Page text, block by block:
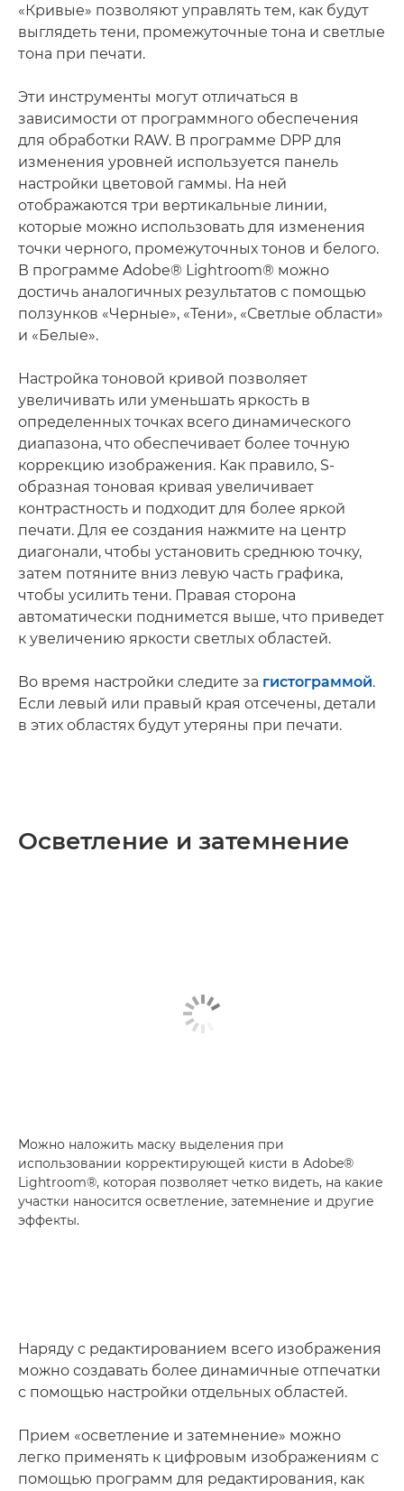
«Кривые» позволяют управлять тем, как будут
выглядеть тени, промежуточные тона и светлые
тона при печати.
Эти инструменты могут отличаться в
зависимости от программного обеспечения
для обработки RAW. В программе DPP для
изменения уровней используется панель
настройки цветовой гаммы. На ней
отображаются три вертикальные линии,
которые можно использовать для изменения
точки черного, промежуточных тонов и белого.
В программе Adobe® Lightroom® можно
достичь аналогичных результатов с помощью
ползунков «Черные», «Тени», «Светлые области»
и «Белые».
Настройка тоновой кривой позволяет
увеличивать или уменьшать яркость в
определенных точках всего динамического
диапазона, что обеспечивает более точную
коррекцию изображения. Как правило, S-
образная тоновая кривая увеличивает
контрастность и подходит для более яркой
печати. Для ее создания нажмите на центр
диагонали, чтобы установить среднюю точку,
затем потяните вниз левую часть графика,
чтобы усилить тени. Правая сторона
автоматически поднимется выше, что приведет
к увеличению яркости светлых областей.
Во время настройки следите за гистограммой.
Если левый или правый края отсечены, детали
в этих областях будут утеряны при печати.
Осветление и затемнение
Можно наложить маску выделения при
использовании корректирующей кисти в Adobe®
Lightroom®, которая позволяет четко видеть, на какие
участки наносится осветление, затемнение и другие
эффекты.
Наряду с редактированием всего изображения
можно создавать более динамичные отпечатки
с помощью настройки отдельных областей.
Прием «осветление и затемнение» можно
легко применять к цифровым изображениям с
помощью программ для редактирования, как